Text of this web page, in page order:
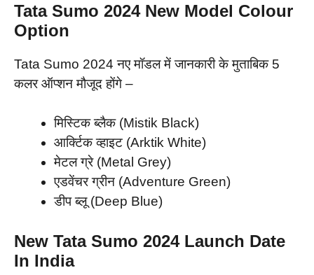
Tata Sumo 2024 New Model Colour
Option
Tata Sumo 2024 नए मॉडल में जानकारी के मुताबिक 5
कलर ऑप्शन मौजूद होंगे –
मिस्टिक ब्लैक (Mistik Black)
आर्क्टिक व्हाइट (Arktik White)
मेटल ग्रे (Metal Grey)
एडवेंचर ग्रीन (Adventure Green)
डीप ब्लू (Deep Blue)
New Tata Sumo 2024 Launch Date
In India